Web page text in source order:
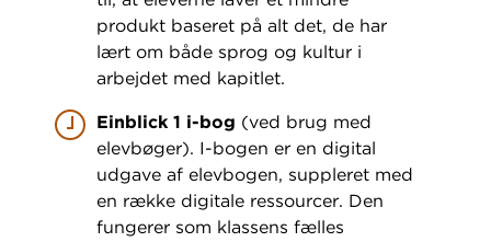
produkt baseret på alt det, de har
lært om både sprog og kultur i
arbejdet med kapitlet.
Einblick 1 i-bog (ved brug med
elevbøger). I-bogen er en digital
udgave af elevbogen, suppleret med
en række digitale ressourcer. Den
fungerer som klassens fælles